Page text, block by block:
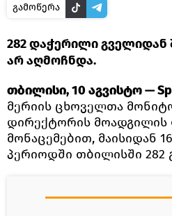
გამოწერა
282 დაჭერილი გველიდან
არ აღმოჩნდა.
თბილისი, 10 აგვისტო —
მერიის ცხოველთა
დირექტორის მოადგილის
მონაცემებით, მაისიდან
პერიოდში თბილისში 282